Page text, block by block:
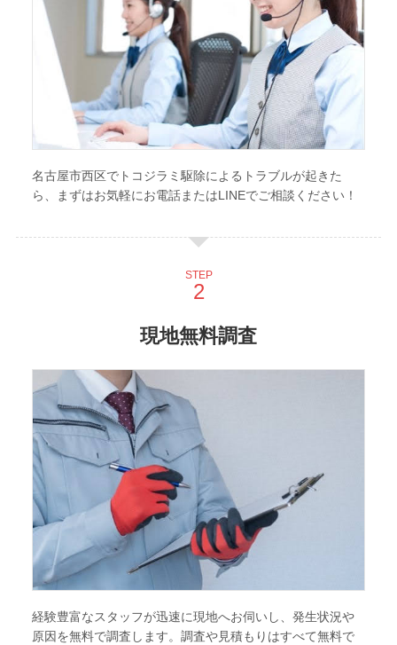
名古屋市西区でトコジラミ駆除によるトラブルが起きた
ら、まずはお気軽にお電話またはLINEでご相談ください！
STEP
現地無料調査
経験豊富なスタッフが迅速に現地へお伺いし、発生状況や
原因を無料で調査します。調査や見積もりはすべて無料で